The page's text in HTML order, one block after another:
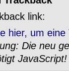
link:
hier, um
Die neu
JavaScript!